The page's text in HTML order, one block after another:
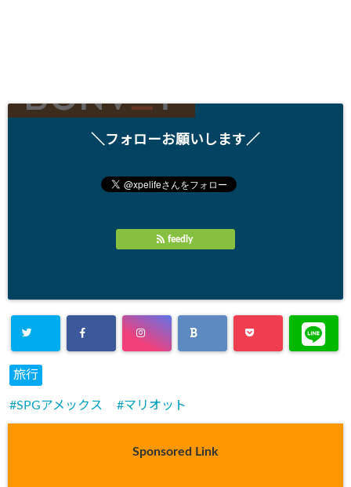
＼フォローお願いします／
feedly
旅行
SPGアメックス マリオット
Sponsored Link